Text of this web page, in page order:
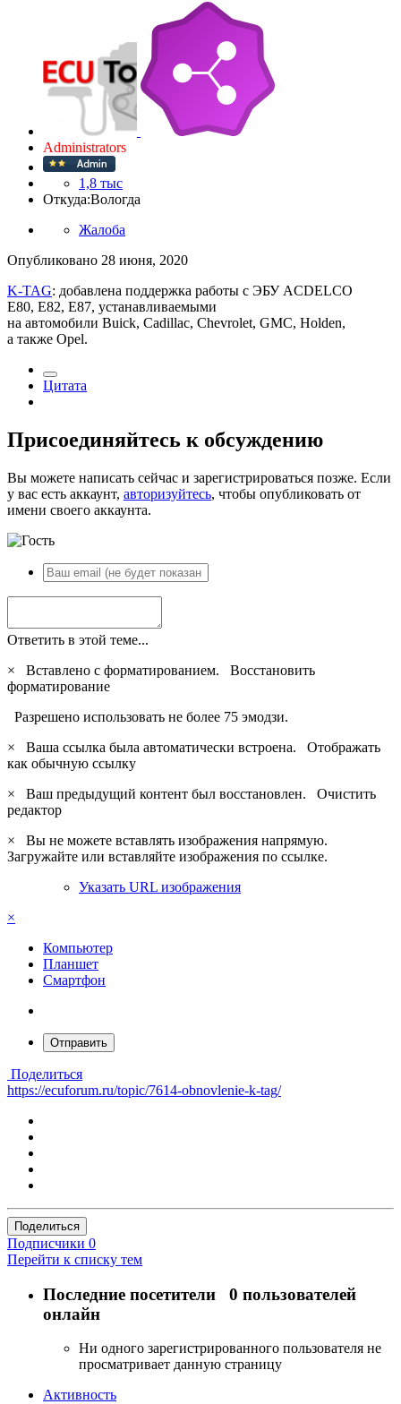
Administrators
1,8 тыс
Откуда:Вологда
Жалоба
Опубликовано 28 июня, 2020
K-TAG: добавлена поддержка работы с ЭБУ ACDELCO
E80, E82, E87, устанавливаемыми
на автомобили Buick, Cadillac, Chevrolet, GMC, Holden,
а также Opel.
Цитата
Присоединяйтесь к обсуждению
Вы можете написать сейчас и зарегистрироваться позже. Если
у вас есть аккаунт, авторизуйтесь, чтобы опубликовать от
имени своего аккаунта.
Ответить в этой теме...
×
Вставлено с форматированием. Восстановить
форматирование
Разрешено использовать не более 75 эмодзи.
×
Ваша ссылка была автоматически встроена. Отображать
как обычную ссылку
×
Ваш предыдущий контент был восстановлен. Очистить
редактор
×
Вы не можете вставлять изображения напрямую.
Загружайте или вставляйте изображения по ссылке.
Указать URL изображения
×
Компьютер
Планшет
Смартфон
Отправить
Поделиться
https://ecuforum.ru/topic/7614-obnovlenie-k-tag/
Поделиться
Подписчики 0
Перейти к списку тем
Последние посетители 0 пользователей
онлайн
Ни одного зарегистрированного пользователя не
просматривает данную страницу
Активность